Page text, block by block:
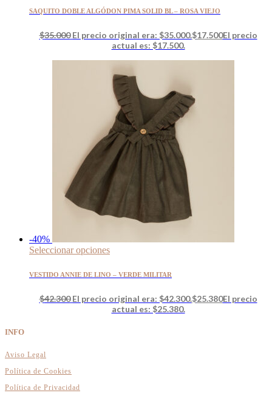
SAQUITO DOBLE ALGÓDON PIMA SOLID BL – ROSA VIEJO
$35.000 El precio original era: $35.000.$17.500El precio
actual es: $17.500.
-40%
Seleccionar opciones
VESTIDO ANNIE DE LINO – VERDE MILITAR
$42.300 El precio original era: $42.300.$25.380El precio
actual es: $25.380.
INFO
Aviso Legal
Política de Cookies
Política de Privacidad